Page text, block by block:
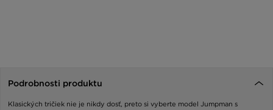
Podrobnosti produktu
Klasických tričiek nie je nikdy dosť, preto si vyberte model Jumpman s